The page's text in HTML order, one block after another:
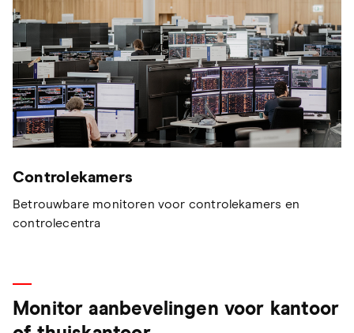
Controlekamers
Betrouwbare monitoren voor controlekamers en
controlecentra
Monitor aanbevelingen voor kantoor